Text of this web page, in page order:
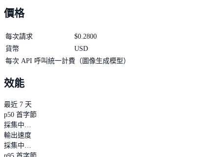
價格
每次請求 $0.2800
貨幣
USD
每次 API 呼叫統一計費（圖像生成模型）
效能
最近 7 天
p50 首字節
採集中…
輸出速度
採集中…